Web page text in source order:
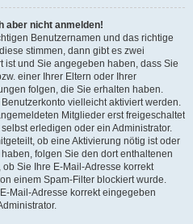
aber nicht anmelden!
Benutzernamen und das richtige
stimmen, dann gibt es zwei
ist und Sie angegeben haben, dass Sie
einer Ihrer Eltern oder Ihrer
folgen, die Sie erhalten haben.
vielleicht aktiviert werden.
Mitglieder erst freigeschaltet
erledigen oder ein Administrator.
ob eine Aktivierung nötig ist oder
folgen Sie den dort enthaltenen
Sie Ihre E-Mail-Adresse korrekt
einem Spam-Filter blockiert wurde.
Mail-Adresse korrekt eingegeben